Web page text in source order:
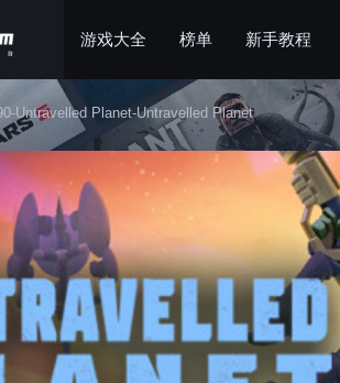
游戏大全 榜单 新手教程
Untravelled Planet-Untravelled Planet